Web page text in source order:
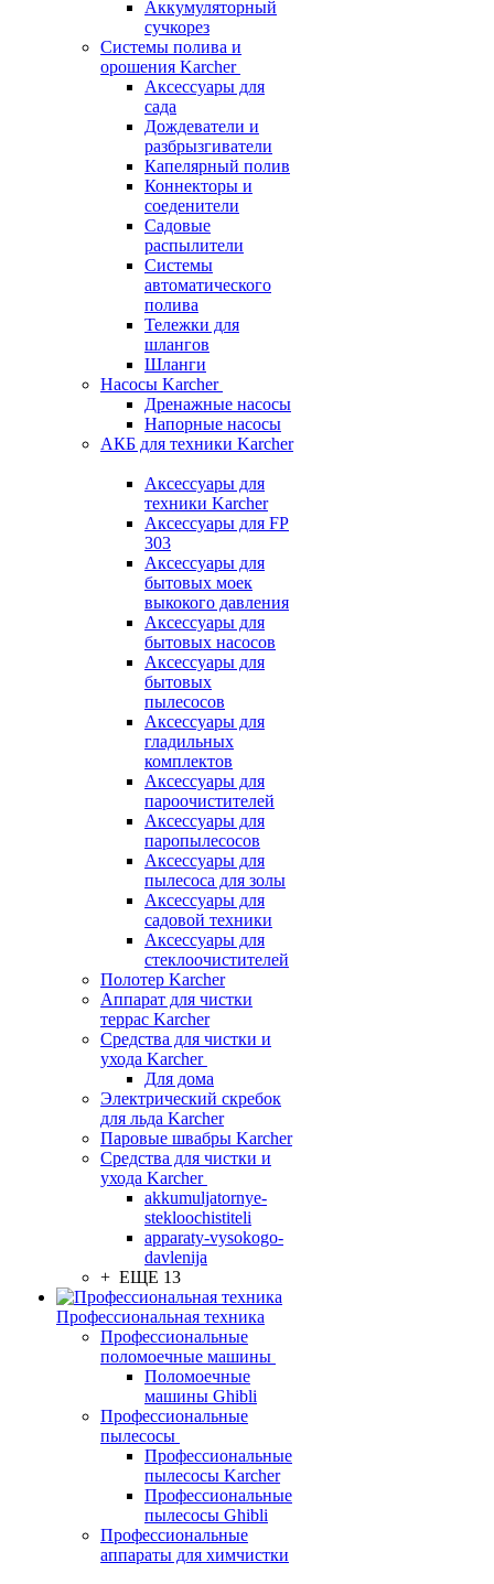
Аккумуляторный
сучкорез
Системы полива и
орошения Karcher
Аксессуары для
сада
Дождеватели и
разбрызгиватели
Капелярный полив
Коннекторы и
соеденители
Садовые
распылители
Системы
автоматического
полива
Тележки для
шлангов
Шланги
Насосы Karcher
Дренажные насосы
Напорные насосы
АКБ для техники Karcher
Аксессуары для
техники Karcher
Аксессуары для FP
303
Аксессуары для
бытовых моек
выкокого давления
Аксессуары для
бытовых насосов
Аксессуары для
бытовых
пылесосов
Аксессуары для
гладильных
комплектов
Аксессуары для
пароочистителей
Аксессуары для
паропылесосов
Аксессуары для
пылесоса для золы
Аксессуары для
садовой техники
Аксессуары для
стеклоочистителей
Полотер Karcher
Аппарат для чистки
террас Karcher
Средства для чистки и
ухода Karcher
Для дома
Электрический скребок
для льда Karcher
Паровые швабры Karcher
Средства для чистки и
ухода Karcher
akkumuljatornye-
stekloochistiteli
apparaty-vysokogo-
davlenija
+ ЕЩЕ 13
Профессиональная техника
Профессиональные
поломоечные машины
Поломоечные
машины Ghibli
Профессиональные
пылесосы
Профессиональные
пылесосы Karcher
Профессиональные
пылесосы Ghibli
Профессиональные
аппараты для химчистки